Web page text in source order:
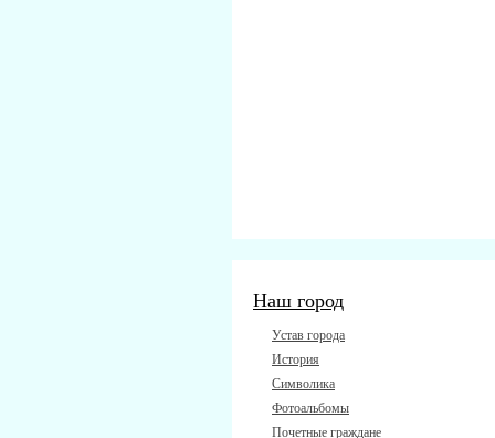
Наш город
Устав города
История
Символика
Фотоальбомы
Почетные граждане